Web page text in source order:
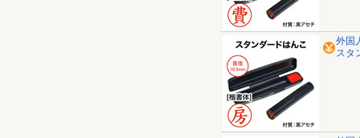
外国
スタ